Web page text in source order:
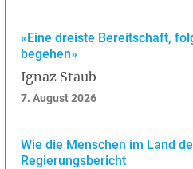
«Eine dreiste Bereitschaft,
begehen»
Ignaz Staub
7. August 2026
Wie die Menschen im Land
Regierungsbericht